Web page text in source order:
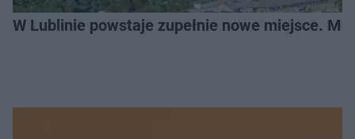
W Lublinie powstaje zupełnie nowe miejsce.